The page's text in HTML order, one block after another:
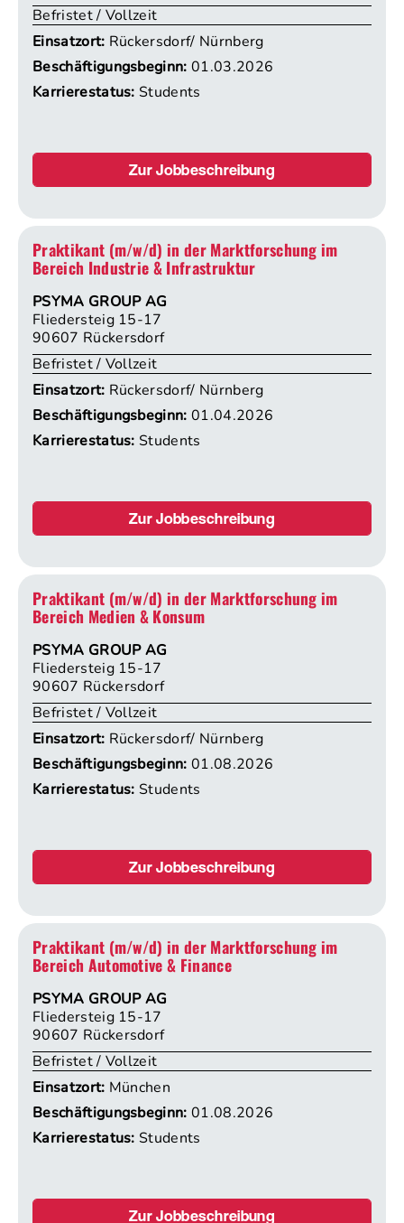
Befristet / Vollzeit
Einsatzort: Rückersdorf/ Nürnberg
Beschäftigungsbeginn:01.03.2026
Karrierestatus:Students
Zur Jobbeschreibung
Praktikant (m/w/d) in der Marktforschung im
Bereich Industrie & Infrastruktur
PSYMA GROUP AG
Fliedersteig 15-17
90607 Rückersdorf
Befristet / Vollzeit
Einsatzort: Rückersdorf/ Nürnberg
Beschäftigungsbeginn:01.04.2026
Karrierestatus:Students
Zur Jobbeschreibung
Praktikant (m/w/d) in der Marktforschung im
Bereich Medien & Konsum
PSYMA GROUP AG
Fliedersteig 15-17
90607 Rückersdorf
Befristet / Vollzeit
Einsatzort: Rückersdorf/ Nürnberg
Beschäftigungsbeginn:01.08.2026
Karrierestatus:Students
Zur Jobbeschreibung
Praktikant (m/w/d) in der Marktforschung im
Bereich Automotive & Finance
PSYMA GROUP AG
Fliedersteig 15-17
90607 Rückersdorf
Befristet / Vollzeit
Einsatzort: München
Beschäftigungsbeginn:01.08.2026
Karrierestatus:Students
Zur Jobbeschreibung